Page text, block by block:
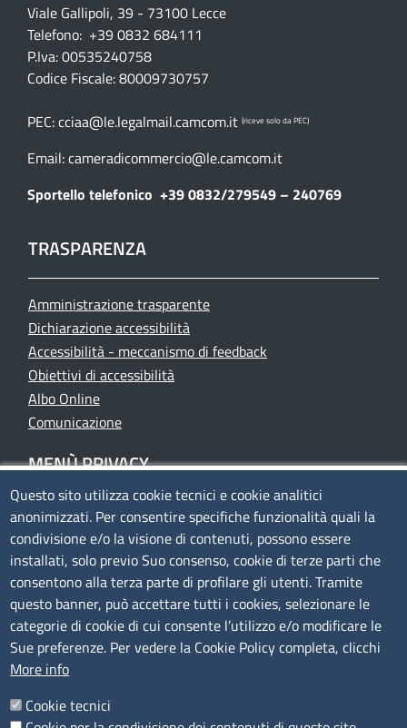
Viale Gallipoli, 39 - 73100 Lecce
Telefono: +39 0832 684111
P.Iva: 00535240758
Codice Fiscale: 80009730757
PEC:cciaa@le.legalmail.camcom.it (riceve solo da PEC)
Email:cameradicommercio@le.camcom.it
Sportello telefonico +39 0832/279549 – 240769
TRASPARENZA
Amministrazione trasparente
Dichiarazione accessibilità
Accessibilità - meccanismo di feedback
Obiettivi di accessibilità
Albo Online
Comunicazione
MENÙ PRIVACY
Privacy
Cookie policy
Note legali
Mappa del sito
Accesso riservato
SEGUICI SU
Questo sito utilizza cookie tecnici e cookie analitici
anonimizzati. Per consentire specifiche funzionalità quali la
condivisione e/o la visione di contenuti, possono essere
installati, solo previo Suo consenso, cookie di terze parti che
consentono alla terza parte di profilare gli utenti. Tramite
questo banner, può accettare tutti i cookies, selezionare le
categorie di cookie di cui consente l’utilizzo e/o modificare le
Sue preferenze. Per vedere la Cookie Policy completa, clicchi
More info
Cookie tecnici